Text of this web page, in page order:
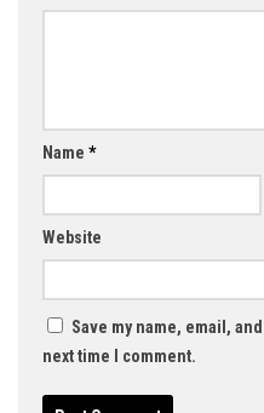
Name *
Website
Save my name, email,
next time I comment.